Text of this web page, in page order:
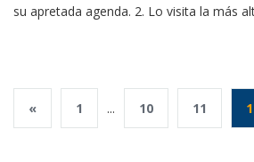
su apretada agenda. 2. Lo visita la más
« 1 ... 10 11